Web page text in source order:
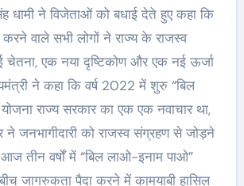
धामी ने विजेताओं को बधाई देते हुए कहा कि
करने वाले सभी लोगों ने राज्य के राजस्व
एक नया दृष्टिकोण और एक नई ऊर्जा
ने कहा कि वर्ष 2022 में शुरु “बिल
राज्य सरकार का एक एक नवाचार था,
ने जनभागीदारी को राजस्व संग्रहण से जोड़ने
तीन वर्षों में “बिल लाओ-इनाम पाओ”
जागरुकता पैदा करने में कामयाबी हासिल